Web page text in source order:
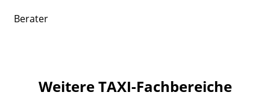
Berater
Weitere TAXI-Fachbereiche